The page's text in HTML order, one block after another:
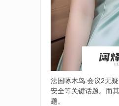
法国啄木鸟:会议2无
安全等关键话题。而
题。